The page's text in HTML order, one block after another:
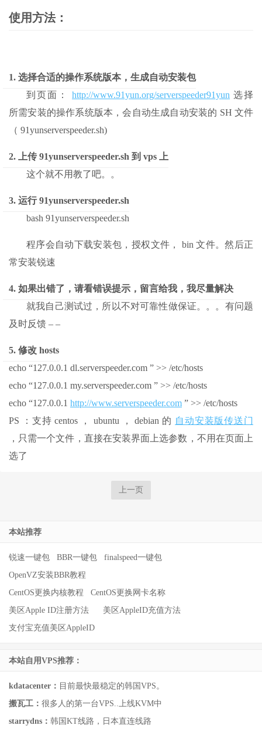
使用方法：
1. 选择合适的操作系统版本，生成自动安装包
到页面： http://www.91yun.org/serverspeeder91yun 选择
所需安装的操作系统版本，会自动生成自动安装的 SH 文件
（ 91yunserverspeeder.sh)
2. 上传 91yunserverspeeder.sh 到 vps 上
这个就不用教了吧。。
3. 运行 91yunserverspeeder.sh
bash 91yunserverspeeder.sh
程序会自动下载安装包，授权文件， bin 文件。然后正
常安装锐速
4. 如果出错了，请看错误提示，留言给我，我尽量解决
就我自己测试过，所以不对可靠性做保证。。。有问题
及时反馈 – –
5. 修改 hosts
echo “127.0.0.1 dl.serverspeeder.com ” >> /etc/hosts
echo “127.0.0.1 my.serverspeeder.com ” >> /etc/hosts
echo “127.0.0.1 http://www.serverspeeder.com ” >> /etc/hosts
PS ：支持 centos ， ubuntu ， debian 的 自动安装版传送门
，只需一个文件，直接在安装界面上选参数，不用在页面上
选了
上一页
本站推荐
锐速一键包 BBR一键包
finalspeed一键包
OpenVZ安装BBR教程
CentOS更换内核教程
CentOS更换网卡名称
美区Apple ID注册方法
美区AppleID充值方法
支付宝充值美区AppleID
本站自用VPS推荐：
kdatacenter： 目前最快最稳定的韩国VPS。
搬瓦工： 很多人的第一台VPS..上线KVM中
starrydns： 韩国KT线路，日本直连线路